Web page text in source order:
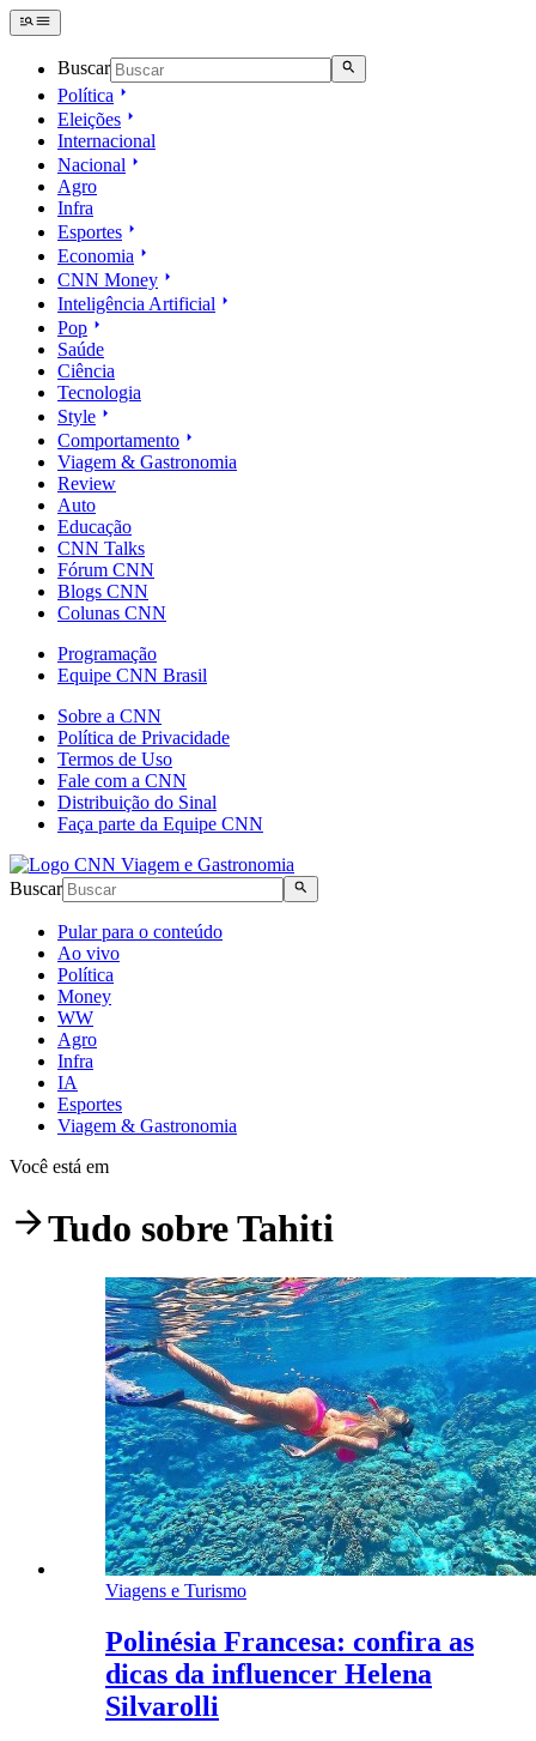
Buscar
Política
Eleições
Internacional
Nacional
Agro
Infra
Esportes
Economia
CNN Money
Inteligência Artificial
Pop
Saúde
Ciência
Tecnologia
Style
Comportamento
Viagem & Gastronomia
Review
Auto
Educação
CNN Talks
Fórum CNN
Blogs CNN
Colunas CNN
Programação
Equipe CNN Brasil
Sobre a CNN
Política de Privacidade
Termos de Uso
Fale com a CNN
Distribuição do Sinal
Faça parte da Equipe CNN
Buscar
Pular para o conteúdo
Ao vivo
Política
Money
WW
Agro
Infra
IA
Esportes
Viagem & Gastronomia
Você está em
Tudo sobreTahiti
Viagens e Turismo
Polinésia Francesa: confira as
dicas da influencer Helena
Silvarolli